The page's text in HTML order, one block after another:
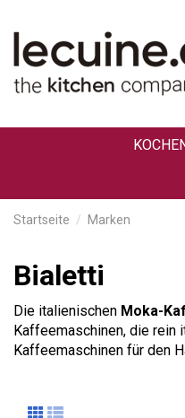
Startseite Marken
Bialetti
Die italienischen Moka-
Kaffeemaschinen, die rein
Kaffeemaschinen für den